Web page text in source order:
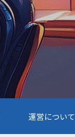
運営について